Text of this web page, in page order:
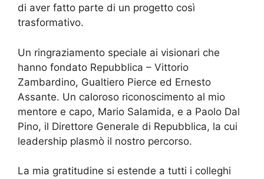
di aver fatto parte di un progetto così
trasformativo.
Un ringraziamento speciale ai visionari che
hanno fondato Repubblica – Vittorio
Zambardino, Gualtiero Pierce ed Ernesto
Assante. Un caloroso riconoscimento al mio
mentore e capo, Mario Salamida, e a Paolo Dal
Pino, il Direttore Generale di Repubblica, la cui
leadership plasmò il nostro percorso.
La mia gratitudine si estende a tutti i colleghi